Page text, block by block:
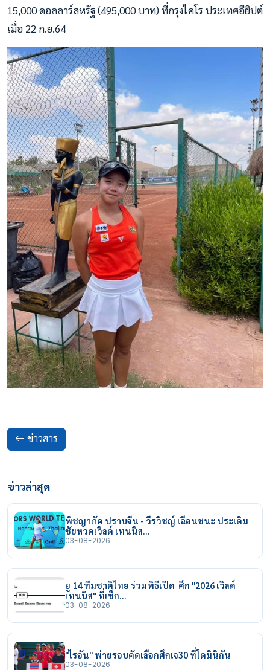
15,000 ดอลลาร์สหรัฐ (495,000 บาท) ที่กรุงไคโร ประเทศอียิปต์
เมื่อ 22 ก.ย.64
ข่าวสาร
ข่าวล่าสุด
พิชญาภัค ปราบจีน - วีรวิชญ์ เฉือนชนะ ประเดิม
ชัยหวดเวิลด์ เทนนิส…
03-08-2026
ยู 14 ทีมชาติไทย ร่วมพิธีเปิด ศึก "2026 เวิลด์
เทนนิส" ที่เช็ก…
03-08-2026
"ไรอัน" พ่ายรอบคัดเลือกศึกเจ30 ที่โดมินิกัน
03-08-2026